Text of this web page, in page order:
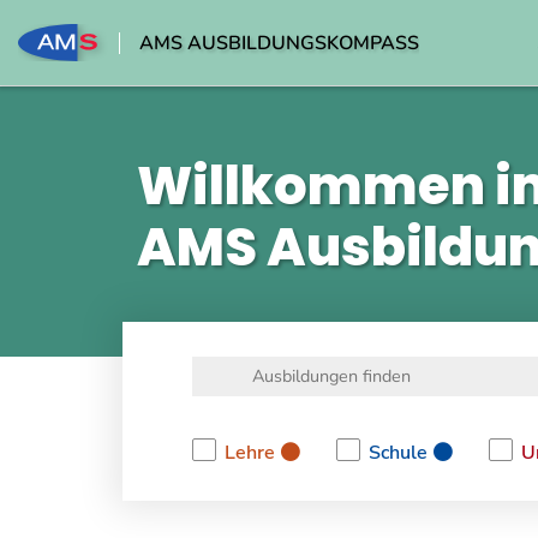
AMS AUSBILDUNGSKOMPASS
Willkommen
AMS
Lehre
Schule